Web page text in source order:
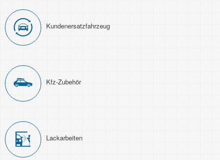
Kunden­ersatz­fahrzeug
Kfz-Zubehör
Lackarbeiten